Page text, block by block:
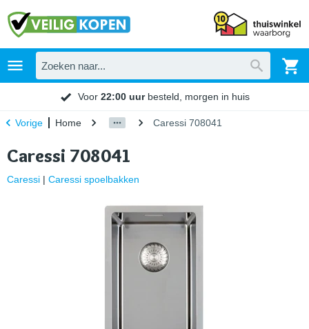
Voor 22:00 uurbesteld, morgen in huis
Vorige Home Caressi 708041
Caressi 708041
Caressi | Caressi spoelbakken